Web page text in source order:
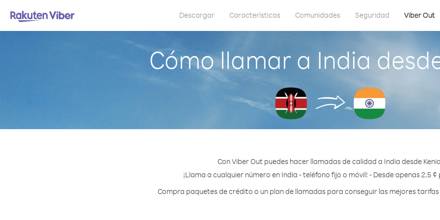
Descargar Características Comunidades Seguridad Viber Out
Cómo llamar a India
Con Viber Out puedes hacer llamadas de calidad a India desde
¡Llama a cualquier número en India - teléfono fijo o móvil! - Desde apenas 2.5
Compra paquetes de crédito o un plan de llamadas para conseguir las mejores